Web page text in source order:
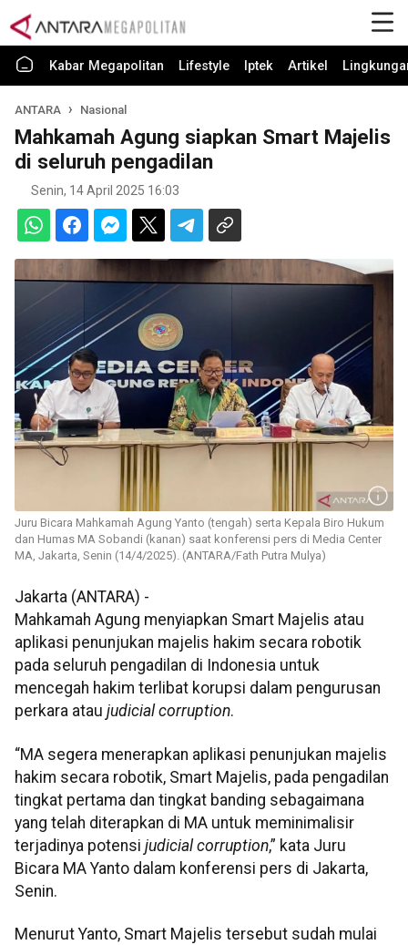
Kabar Megapolitan Lifestyle Iptek Artikel
ANTARA Nasional
Mahkamah Agung siapkan Smart Majelis
di seluruh pengadilan
Senin, 14 April 2025 16:03
Juru Bicara Mahkamah Agung Yanto (tengah) serta Kepala Biro Hukum
dan Humas MA Sobandi (kanan) saat konferensi pers di Media Center
MA, Jakarta, Senin (14/4/2025). (ANTARA/Fath Putra Mulya)
Jakarta (ANTARA) -
Mahkamah Agung menyiapkan Smart Majelis atau
aplikasi penunjukan majelis hakim secara robotik
pada seluruh pengadilan di Indonesia untuk
mencegah hakim terlibat korupsi dalam pengurusan
perkara atau judicial corruption.
“MA segera menerapkan aplikasi penunjukan majelis
hakim secara robotik, Smart Majelis, pada pengadilan
tingkat pertama dan tingkat banding sebagaimana
yang telah diterapkan di MA untuk meminimalisir
terjadinya potensi judicial corruption,” kata Juru
Bicara MA Yanto dalam konferensi pers di Jakarta,
Senin.
Menurut Yanto, Smart Majelis tersebut sudah mulai